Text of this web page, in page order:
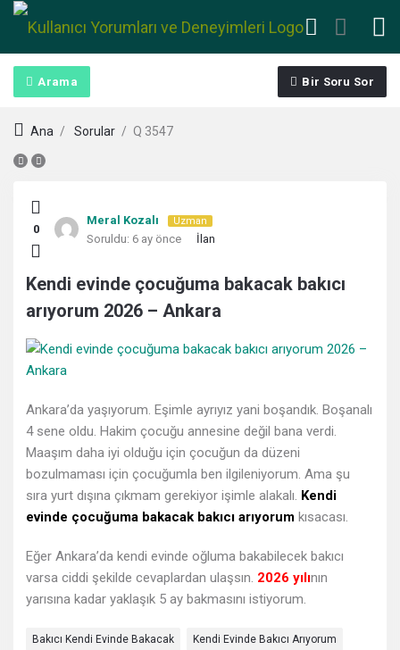
Arama Bir Soru Sor
Ana / Sorular / Q 3547
Kullanıcı
Yorumları
ve
Deneyimleri
En
Sorular
0
Meral Kozalı Uzman
Soruldu: 6 ay önce İlan
Kendi evinde çocuğuma bakacak bakıcı
arıyorum 2026 – Ankara
Ankara’da yaşıyorum. Eşimle ayrıyız yani boşandık. Boşanalı
4 sene oldu. Hakim çocuğu annesine değil bana verdi.
Maaşım daha iyi olduğu için çocuğun da düzeni
bozulmaması için çocuğumla ben ilgileniyorum. Ama şu
sıra yurt dışına çıkmam gerekiyor işimle alakalı. Kendi
evinde çocuğuma bakacak bakıcı arıyorum kısacası.
Eğer Ankara’da kendi evinde oğluma bakabilecek bakıcı
varsa ciddi şekilde cevaplardan ulaşsın. 2026 yılının
yarısına kadar yaklaşık 5 ay bakmasını istiyorum.
Bakıcı Kendi Evinde Bakacak Kendi Evinde Bakıcı Arıyorum